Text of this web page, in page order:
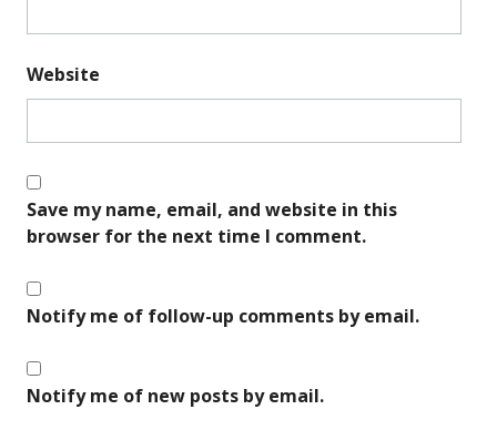
Website
Save my name, email, and website in this
browser for the next time I comment.
Notify me of follow-up comments by email.
Notify me of new posts by email.